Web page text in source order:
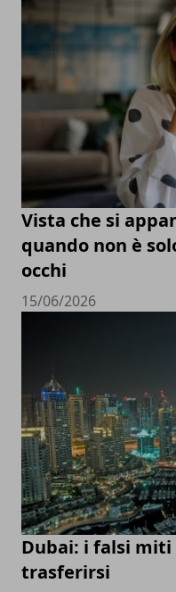
Vista che si
quando non è
occhi
15/06/2026
Dubai: i falsi
trasferirsi